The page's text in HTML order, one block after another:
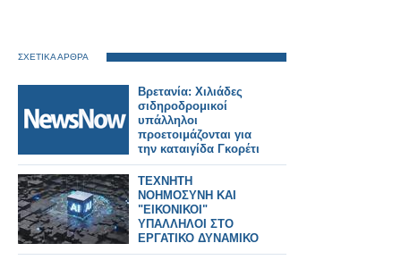
ΣΧΕΤΙΚΑ ΑΡΘΡΑ
Βρετανία: Χιλιάδες
σιδηροδρομικοί
υπάλληλοι
προετοιμάζονται για
την καταιγίδα Γκορέτι
ΤΕΧΝΗΤΗ
ΝΟΗΜΟΣΥΝΗ ΚΑΙ
"ΕΙΚΟΝΙΚΟΙ"
ΥΠΑΛΛΗΛΟΙ ΣΤΟ
ΕΡΓΑΤΙΚΟ ΔΥΝΑΜΙΚΟ
ΣΤΗΝ ΕΛΛΑΔΑ;